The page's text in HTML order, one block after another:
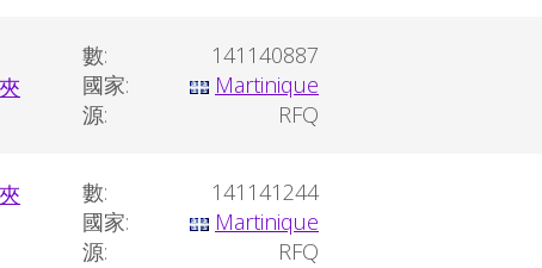
數:
141140887
國家:
Martinique
源:
RFQ
數:
141141244
國家:
Martinique
源:
RFQ